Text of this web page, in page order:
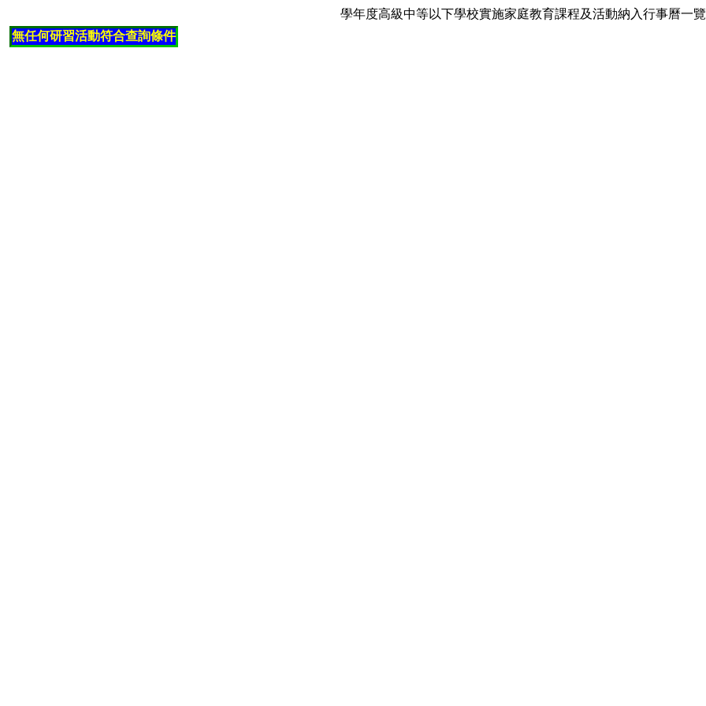
學年度高級中等以下學校實施家庭教育課程及活動納入行事曆一
無任何研習活動符合查詢條件